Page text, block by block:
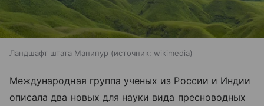
Ландшафт штата Манипур источник: wikimedia
Международная группа ученых из России и Индии
описала два новых для науки вида пресноводных